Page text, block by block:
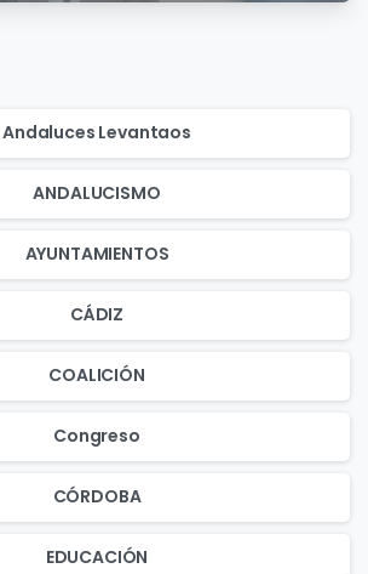
Andaluces Levantaos
ANDALUCISMO
AYUNTAMIENTOS
CÁDIZ
COALICIÓN
Congreso
CÓRDOBA
EDUCACIÓN